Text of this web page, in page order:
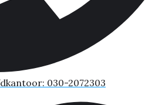
030-2072303